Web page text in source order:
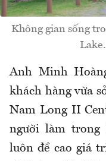
Không gian sống
Anh Minh
khách hàng vừa
Nam Long II
người làm
luôn đề cao giá